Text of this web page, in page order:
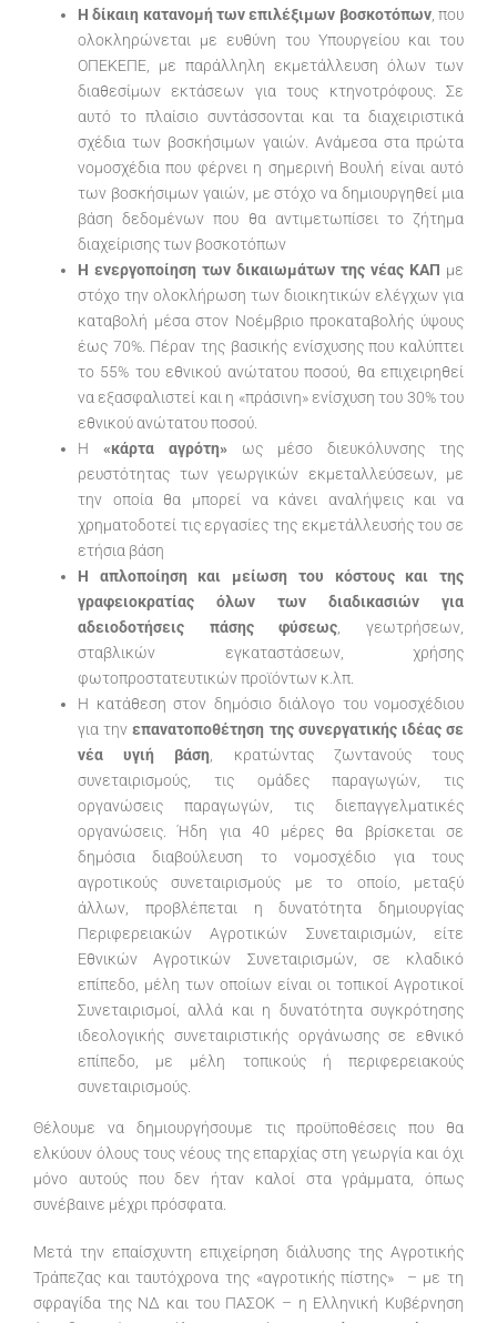
Η δίκαιη κατανομή των επιλέξιμων βοσκοτόπων, που
ολοκληρώνεται με ευθύνη του Υπουργείου και του
ΟΠΕΚΕΠΕ, με παράλληλη εκμετάλλευση όλων των
διαθεσίμων εκτάσεων για τους κτηνοτρόφους. Σε
αυτό το πλαίσιο συντάσσονται και τα διαχειριστικά
σχέδια των βοσκήσιμων γαιών. Ανάμεσα στα πρώτα
νομοσχέδια που φέρνει η σημερινή Βουλή είναι αυτό
των βοσκήσιμων γαιών, με στόχο να δημιουργηθεί μια
βάση δεδομένων που θα αντιμετωπίσει το ζήτημα
διαχείρισης των βοσκοτόπων
Η ενεργοποίηση των δικαιωμάτων της νέας ΚΑΠ με
στόχο την ολοκλήρωση των διοικητικών ελέγχων για
καταβολή μέσα στον Νοέμβριο προκαταβολής ύψους
έως 70%. Πέραν της βασικής ενίσχυσης που καλύπτει
το 55% του εθνικού ανώτατου ποσού, θα επιχειρηθεί
να εξασφαλιστεί και η «πράσινη» ενίσχυση του 30% του
εθνικού ανώτατου ποσού.
Η «κάρτα αγρότη» ως μέσο διευκόλυνσης της
ρευστότητας των γεωργικών εκμεταλλεύσεων, με
την οποία θα μπορεί να κάνει αναλήψεις και να
χρηματοδοτεί τις εργασίες της εκμετάλλευσής του σε
ετήσια βάση
Η απλοποίηση και μείωση του κόστους και της
γραφειοκρατίας όλων των διαδικασιών για
αδειοδοτήσεις πάσης φύσεως , γεωτρήσεων,
σταβλικών εγκαταστάσεων, χρήσης
φωτοπροστατευτικών προϊόντων κ.λπ.
Η κατάθεση στον δημόσιο διάλογο του νομοσχέδιου
για τηνεπανατοποθέτηση της συνεργατικής ιδέας σε
νέα υγιή βάση , κρατώντας ζωντανούς τους
συνεταιρισμούς, τις ομάδες παραγωγών, τις
οργανώσεις παραγωγών, τις διεπαγγελματικές
οργανώσεις. Ήδη για 40 μέρες θα βρίσκεται σε
δημόσια διαβούλευση το νομοσχέδιο για τους
αγροτικούς συνεταιρισμούς με το οποίο, μεταξύ
άλλων, προβλέπεται η δυνατότητα δημιουργίας
Περιφερειακών Αγροτικών Συνεταιρισμών, είτε
Εθνικών Αγροτικών Συνεταιρισμών, σε κλαδικό
επίπεδο, μέλη των οποίων είναι οι τοπικοί Αγροτικοί
Συνεταιρισμοί, αλλά και η δυνατότητα συγκρότησης
ιδεολογικής συνεταιριστικής οργάνωσης σε εθνικό
επίπεδο, με μέλη τοπικούς ή περιφερειακούς
συνεταιρισμούς.
Θέλουμε να δημιουργήσουμε τις προϋποθέσεις που θα
ελκύουν όλους τους νέους της επαρχίας στη γεωργία και όχι
μόνο αυτούς που δεν ήταν καλοί στα γράμματα, όπως
συνέβαινε μέχρι πρόσφατα.
Μετά την επαίσχυντη επιχείρηση διάλυσης της Αγροτικής
Τράπεζας και ταυτόχρονα της «αγροτικής πίστης» – με τη
σφραγίδα της ΝΔ και του ΠΑΣΟΚ – η Ελληνική Κυβέρνηση